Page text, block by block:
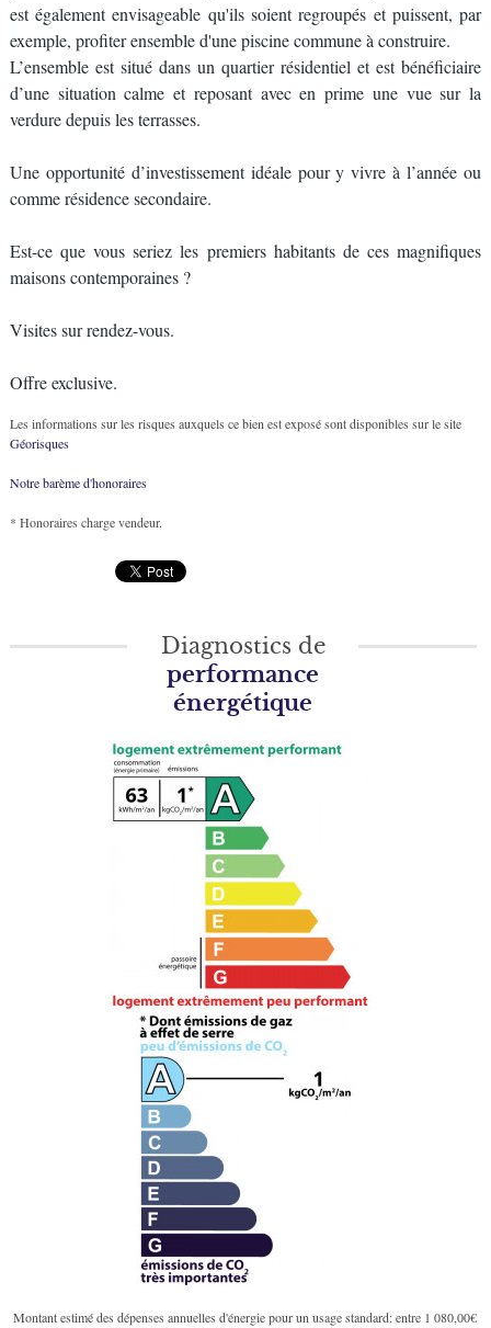
est également envisageable qu'ils soient regroupés et puissent, par
exemple, profiter ensemble d'une piscine commune à construire.
L’ensemble est situé dans un quartier résidentiel et est bénéficiaire
d’une situation calme et reposant avec en prime une vue sur la
verdure depuis les terrasses.
Une opportunité d’investissement idéale pour y vivre à l’année ou
comme résidence secondaire.
Est-ce que vous seriez les premiers habitants de ces magnifiques
maisons contemporaines ?
Visites sur rendez-vous.
Offre exclusive.
Les informations sur les risques auxquels ce bien est exposé sont disponibles sur le site
Géorisques
Notre barème d'honoraires
* Honoraires charge vendeur.
Diagnostics de
performance
énergétique
Montant estimé des dépenses annuelles d'énergie pour un usage standard: entre 1 080,00€